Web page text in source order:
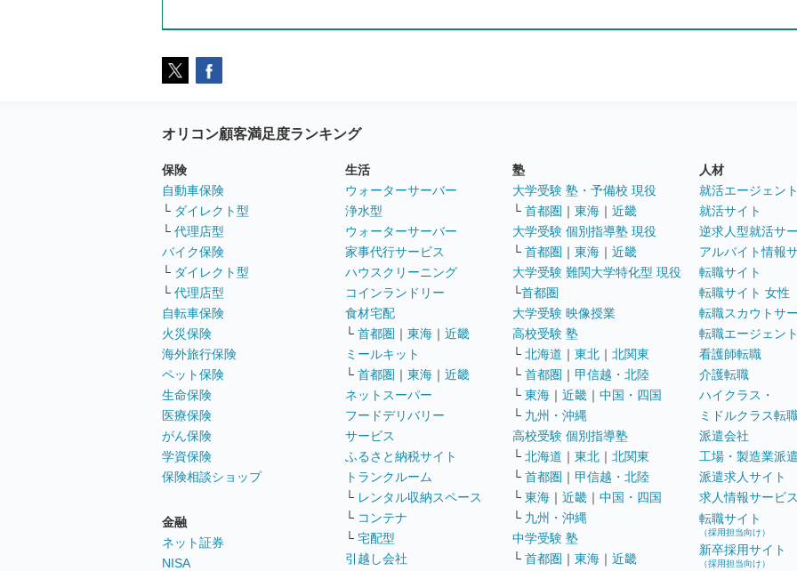
オリコン顧客満足度ランキング
保険
自動車保険
└ ダイレクト型
└ 代理店型
バイク保険
└ ダイレクト型
└ 代理店型
自転車保険
火災保険
海外旅行保険
ペット保険
生命保険
医療保険
がん保険
学資保険
保険相談ショップ
金融
ネット証券
NISA
生活
ウォーターサーバー
浄水型
ウォーターサーバー
家事代行サービス
ハウスクリーニング
コインランドリー
食材宅配
└ 首都圏 ｜ 東海 ｜ 近畿
ミールキット
└ 首都圏 ｜ 東海 ｜ 近畿
ネットスーパー
フードデリバリー
サービス
ふるさと納税サイト
トランクルーム
└ レンタル収納スペース
└ コンテナ
└ 宅配型
引越し会社
塾
大学受験 塾・予備校 現役
└ 首都圏 ｜ 東海 ｜ 近畿
大学受験 個別指導塾 現役
└ 首都圏 ｜ 東海 ｜ 近畿
大学受験 難関大学特化型 現役
└首都圏
大学受験 映像授業
高校受験 塾
└ 北海道 ｜ 東北 ｜ 北関東
└ 首都圏 ｜ 甲信越・北陸
└ 東海 ｜ 近畿 ｜ 中国・四国
└ 九州・沖縄
高校受験 個別指導塾
└ 北海道 ｜ 東北 ｜ 北関東
└ 首都圏 ｜ 甲信越・北陸
└ 東海 ｜ 近畿 ｜ 中国・四国
└ 九州・沖縄
中学受験 塾
└ 首都圏 ｜ 東海 ｜ 近畿
人材
就活エージェン
就活サイト
逆求人型就活サ
アルバイト情報
転職サイト
転職サイト 女性
転職スカウトサ
転職エージェン
看護師転職
介護転職
ハイクラス・
ミドルクラス転
派遣会社
工場・製造業派
派遣求人サイト
求人情報サービ
転職サイト
（採用担当向け）
新卒採用サイト
（採用担当向け）